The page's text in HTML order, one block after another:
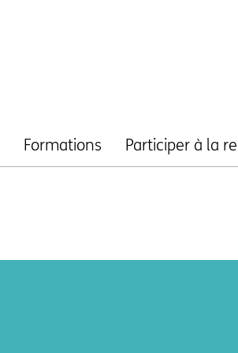
Formations Participer à la